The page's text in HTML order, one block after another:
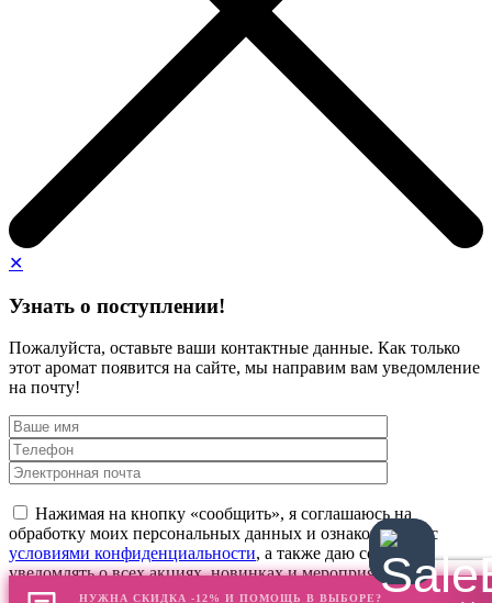
✕
Узнать о поступлении!
Пожалуйста, оставьте ваши контактные данные. Как только
этот аромат появится на сайте, мы направим вам уведомление
на почту!
Нажимая на кнопку «сообщить», я соглашаюсь на
обработку моих персональных данных и ознакомлен(а) с
условиями конфиденциальности, а также даю согласие
уведомлять о всех акциях, новинках и мероприятиях
НУЖНА СКИДКА -12% И ПОМОЩЬ В ВЫБОРЕ?